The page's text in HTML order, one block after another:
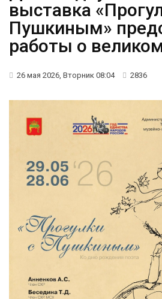
выставка
Пушкиным»
работы о
26 мая 2026, Вторник 08:04 2836